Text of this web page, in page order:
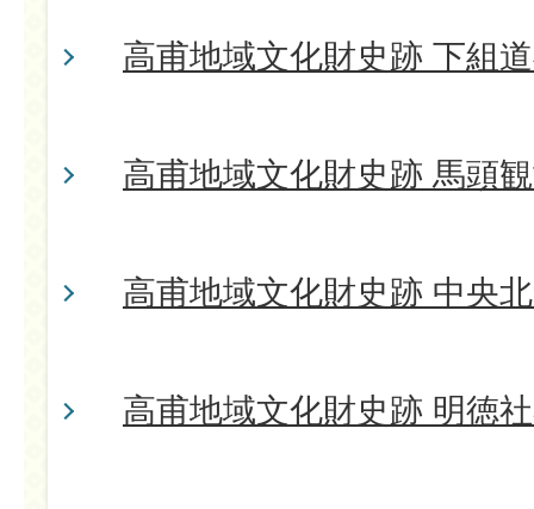
高甫地域文化財史跡 下組
高甫地域文化財史跡 馬頭
高甫地域文化財史跡 中央
高甫地域文化財史跡 明徳